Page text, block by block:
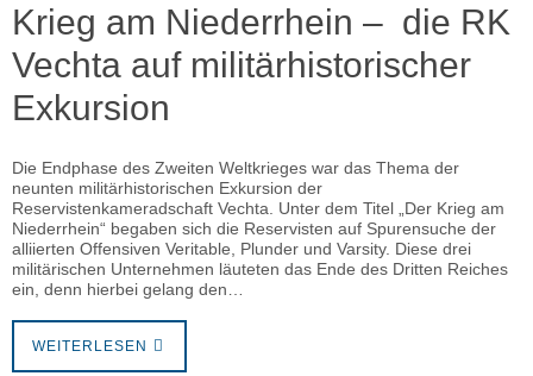
Krieg am Niederrhein – die RK
Vechta auf militärhistorischer
Exkursion
Die Endphase des Zweiten Weltkrieges war das Thema der
neunten militärhistorischen Exkursion der
Reservistenkameradschaft Vechta. Unter dem Titel „Der Krieg am
Niederrhein“ begaben sich die Reservisten auf Spurensuche der
alliierten Offensiven Veritable, Plunder und Varsity. Diese drei
militärischen Unternehmen läuteten das Ende des Dritten Reiches
ein, denn hierbei gelang den…
WEITERLESEN